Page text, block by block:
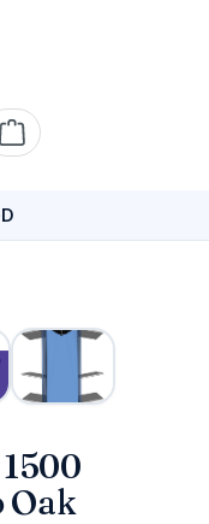
Warenkorb enthält 0
Oak